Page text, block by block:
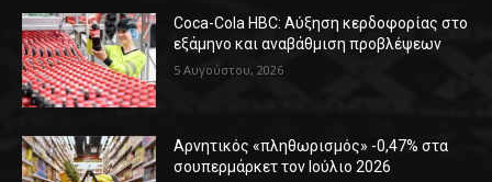
Coca-Cola HBC: Αύξηση κερδοφορίας στο
εξάμηνο και αναβάθμιση προβλέψεων
5 Αυγούστου, 2026
Αρνητικός «πληθωρισμός» -0,47% στα
σουπερμάρκετ τον Ιούλιο 2026